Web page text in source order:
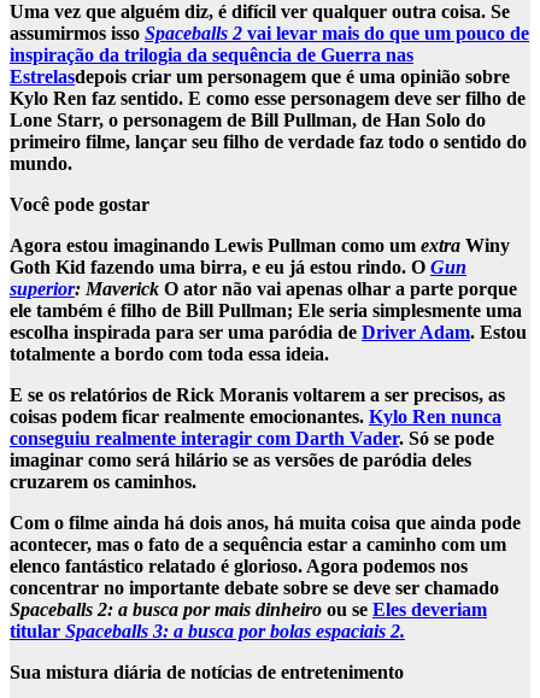
Uma vez que alguém diz, é difícil ver qualquer outra coisa. Se
assumirmos isso Spaceballs 2 vai levar mais do que um pouco de
inspiração da trilogia da sequência de Guerra nas
Estrelasdepois criar um personagem que é uma opinião sobre
Kylo Ren faz sentido. E como esse personagem deve ser filho de
Lone Starr, o personagem de Bill Pullman, de Han Solo do
primeiro filme, lançar seu filho de verdade faz todo o sentido do
mundo.
Você pode gostar
Agora estou imaginando Lewis Pullman como um extra Winy
Goth Kid fazendo uma birra, e eu já estou rindo. O Gun
superior: Maverick O ator não vai apenas olhar a parte porque
ele também é filho de Bill Pullman; Ele seria simplesmente uma
escolha inspirada para ser uma paródia de Driver Adam. Estou
totalmente a bordo com toda essa ideia.
E se os relatórios de Rick Moranis voltarem a ser precisos, as
coisas podem ficar realmente emocionantes. Kylo Ren nunca
conseguiu realmente interagir com Darth Vader. Só se pode
imaginar como será hilário se as versões de paródia deles
cruzarem os caminhos.
Com o filme ainda há dois anos, há muita coisa que ainda pode
acontecer, mas o fato de a sequência estar a caminho com um
elenco fantástico relatado é glorioso. Agora podemos nos
concentrar no importante debate sobre se deve ser chamado
Spaceballs 2: a busca por mais dinheiro ou se Eles deveriam
titular Spaceballs 3: a busca por bolas espaciais 2.
Sua mistura diária de notícias de entretenimento